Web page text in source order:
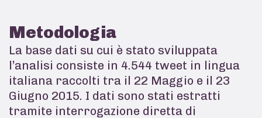
Metodologia
La base dati su cui è stato sviluppata
l’analisi consiste in 4.544 tweet in lingua
italiana raccolti tra il 22 Maggio e il 23
Giugno 2015. I dati sono stati estratti
tramite interrogazione diretta di